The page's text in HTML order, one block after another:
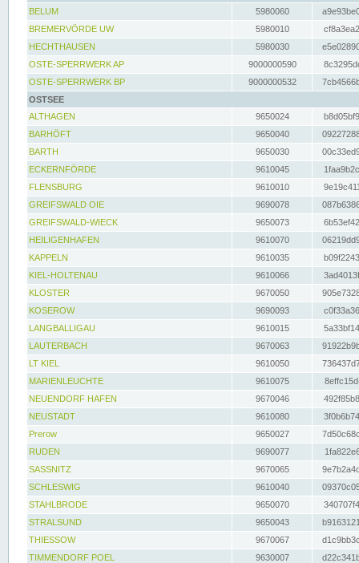
BELUM
5980060
BREMERVÖRDE UW
5980010
HECHTHAUSEN
5980030
OSTE-SPERRWERK AP
9000000590
OSTE-SPERRWERK BP
9000000532
OSTSEE
ALTHAGEN
9650024
BARHÖFT
9650040
BARTH
9650030
ECKERNFÖRDE
9610045
FLENSBURG
9610010
GREIFSWALD OIE
9690078
GREIFSWALD-WIECK
9650073
HEILIGENHAFEN
9610070
KAPPELN
9610035
KIEL-HOLTENAU
9610066
KLOSTER
9670050
KOSEROW
9690093
LANGBALLIGAU
9610015
LAUTERBACH
9670063
LT KIEL
9610050
MARIENLEUCHTE
9610075
NEUENDORF HAFEN
9670046
NEUSTADT
9610080
Prerow
9650027
RUDEN
9690077
SASSNITZ
9670065
SCHLESWIG
9610040
STAHLBRODE
9650070
STRALSUND
9650043
THIESSOW
9670067
TIMMENDORF POEL
9630007